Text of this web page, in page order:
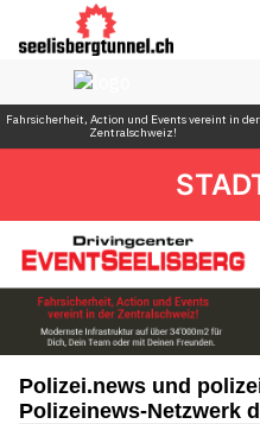
Polizei.news und
Polizeinews-Netzwerk